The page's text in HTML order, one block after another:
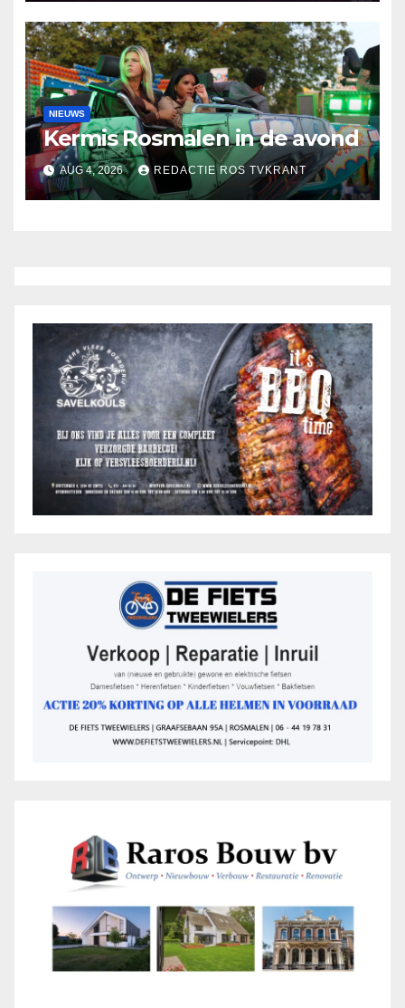
NIEUWS
Kermis Rosmalen in de avond
AUG 4, 2026 REDACTIE ROS TVKRANT